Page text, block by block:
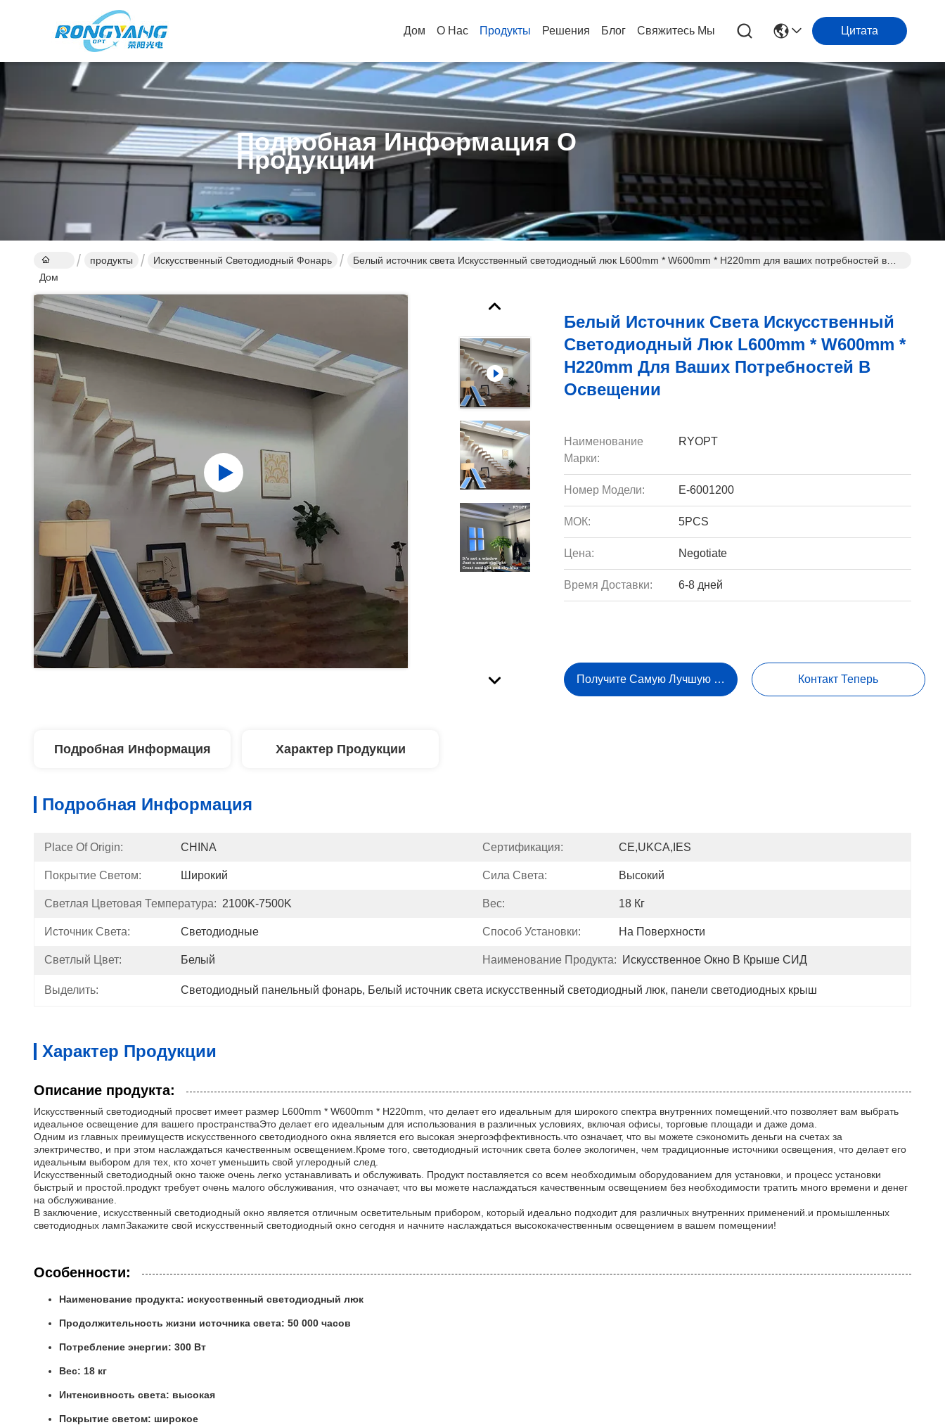
Дом О Нас Продукты Решения Блог Свяжитесь Мы Цитата
Подробная Информация О
Продукции
Дом
продукты Искусственный Светодиодный Фонарь
Белый источник света Искусственный светодиодный люк L600mm * W600mm * H220mm для ваших потребностей в
Белый Источник Света Искусственный
Светодиодный Люк L600mm * W600mm *
H220mm Для Ваших Потребностей В
Освещении
Наименование
Марки:
RYOPT
Номер Модели: E-6001200
МОК: 5PCS
Цена: Negotiate
Время Доставки: 6-8 дней
Получите Самую Лучшую Цену Контакт Теперь
Подробная Информация Характер Продукции
Подробная Информация
Place Of Origin: CHINA Сертификация: CE,UKCA,IES
Покрытие Светом: Широкий Сила Света: Высокий
Светлая Цветовая Температура: 2100K-7500K Вес: 18 Кг
Источник Света: Светодиодные Способ Установки: На Поверхности
Светлый Цвет: Белый Наименование Продукта: Искусственное Окно В Крыше СИД
Выделить: Светодиодный панельный фонарь, Белый источник света искусственный светодиодный люк, панели светодиодных крыш
Характер Продукции
Описание продукта:
Искусственный светодиодный просвет имеет размер L600mm * W600mm * H220mm, что делает его идеальным для широкого спектра внутренних помещений.что позволяет вам выбрать
идеальное освещение для вашего пространстваЭто делает его идеальным для использования в различных условиях, включая офисы, торговые площади и даже дома.
Одним из главных преимуществ искусственного светодиодного окна является его высокая энергоэффективность.что означает, что вы можете сэкономить деньги на счетах за
электричество, и при этом наслаждаться качественным освещением.Кроме того, светодиодный источник света более экологичен, чем традиционные источники освещения, что делает его
идеальным выбором для тех, кто хочет уменьшить свой углеродный след.
Искусственный светодиодный окно также очень легко устанавливать и обслуживать. Продукт поставляется со всем необходимым оборудованием для установки, и процесс установки
быстрый и простой.продукт требует очень малого обслуживания, что означает, что вы можете наслаждаться качественным освещением без необходимости тратить много времени и денег
на обслуживание.
В заключение, искусственный светодиодный окно является отличным осветительным прибором, который идеально подходит для различных внутренних применений.и промышленных
светодиодных лампЗакажите свой искусственный светодиодный окно сегодня и начните наслаждаться высококачественным освещением в вашем помещении!
Особенности:
Наименование продукта: искусственный светодиодный люк
Продолжительность жизни источника света: 50 000 часов
Потребление энергии: 300 Вт
Вес: 18 кг
Интенсивность света: высокая
Покрытие светом: широкое